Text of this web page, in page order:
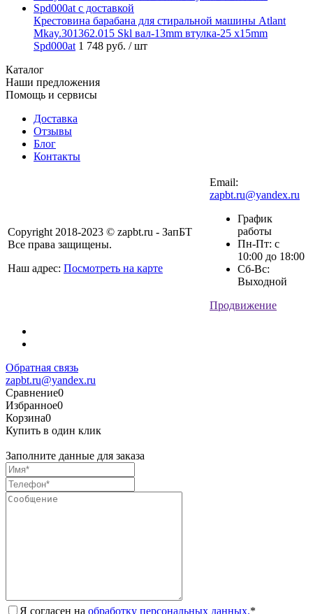
Крестовина барабана для стиральной машины Atlant
Mkay.301362.015 Skl вал-13mm втулка-25 х15mm
Spd000at 1 748 руб. / шт
Каталог
Наши предложения
Помощь и сервисы
Доставка
Отзывы
Блог
Контакты
Copyright 2018-2023 © zapbt.ru - ЗапБТ
Все права защищены.
Наш адрес: Посмотреть на карте
Email:
zapbt.ru@yandex.ru
График
работы
Пн-Пт: с
10:00 до 18:00
Сб-Вс:
Выходной
Продвижение
Обратная связь
zapbt.ru@yandex.ru
Сравнение0
Избранное0
Корзина0
Купить в один клик
Заполните данные для заказа
Я согласен на обработку персональных данных.*